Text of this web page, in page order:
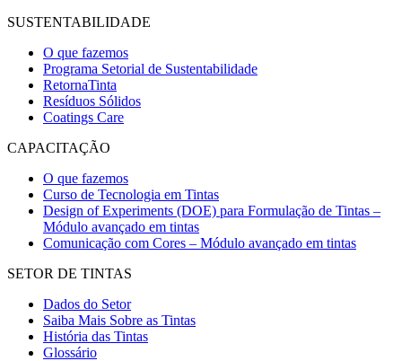
SUSTENTABILIDADE
O que fazemos
Programa Setorial de Sustentabilidade
RetornaTinta
Resíduos Sólidos
Coatings Care
CAPACITAÇÃO
O que fazemos
Curso de Tecnologia em Tintas
Design of Experiments (DOE) para Formulação de Tintas –
Módulo avançado em tintas
Comunicação com Cores – Módulo avançado em tintas
SETOR DE TINTAS
Dados do Setor
Saiba Mais Sobre as Tintas
História das Tintas
Glossário